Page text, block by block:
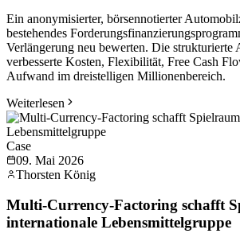
Ein anonymisierter, börsennotierter
bestehendes
Verlängerung neu bewerten. Die strukturierte
verbesserte Kosten, Flexibilität, Free Cash
Aufwand im dreistelligen Millionenbereich.
Weiterlesen
Case
09. Mai 2026
Thorsten König
Multi-Currency-Factoring schafft
internationale Lebensmittelgruppe